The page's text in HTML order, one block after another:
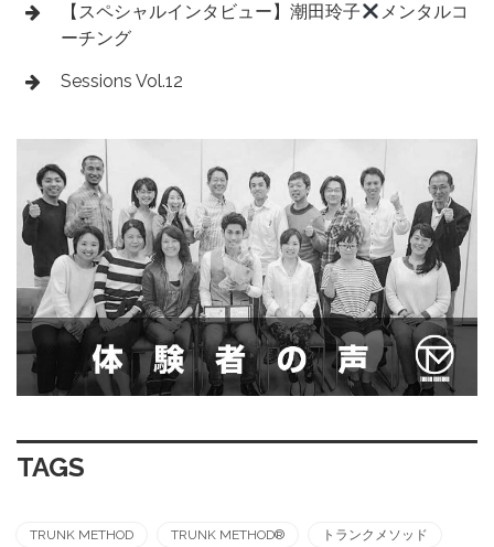
【スペシャルインタビュー】潮田玲子
メンタルコ
ーチング
Sessions Vol.12
TAGS
TRUNK METHOD TRUNK METHOD®︎ トランクメソッド